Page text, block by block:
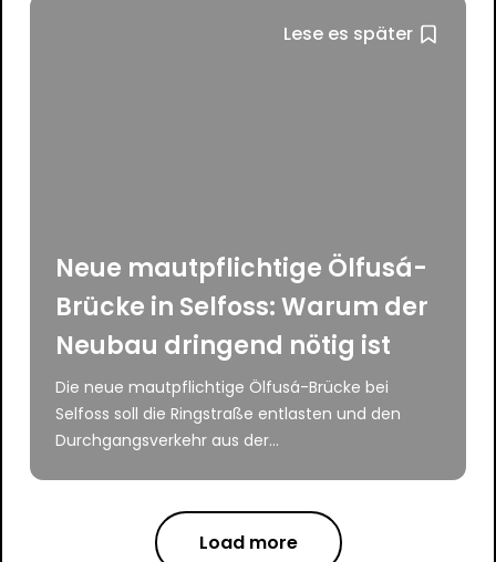
Lese es später
Neue mautpflichtige Ölfusá-
Brücke in Selfoss: Warum der
Neubau dringend nötig ist
Die neue mautpflichtige Ölfusá-Brücke bei
Selfoss soll die Ringstraße entlasten und den
Durchgangsverkehr aus der...
Load more